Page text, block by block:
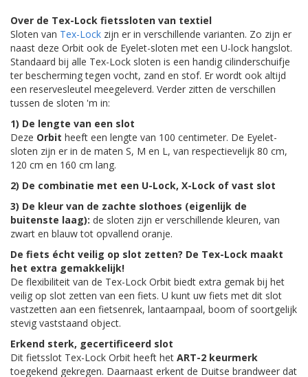
Over de Tex-Lock fietssloten van textiel
Sloten van Tex-Lock zijn er in verschillende varianten. Zo zijn er
naast deze Orbit ook de Eyelet-sloten met een U-lock hangslot.
Standaard bij alle Tex-Lock sloten is een handig cilinderschuifje
ter bescherming tegen vocht, zand en stof. Er wordt ook altijd
een reservesleutel meegeleverd. Verder zitten de verschillen
tussen de sloten 'm in:
1) De lengte van een slot
Deze Orbit heeft een lengte van 100 centimeter. De Eyelet-
sloten zijn er in de maten S, M en L, van respectievelijk 80 cm,
120 cm en 160 cm lang.
2) De combinatie met een U-Lock, X-Lock of vast slot
3) De kleur van de zachte slothoes (eigenlijk de
buitenste laag): de sloten zijn er verschillende kleuren, van
zwart en blauw tot opvallend oranje.
De fiets écht veilig op slot zetten? De Tex-Lock maakt
het extra gemakkelijk!
De flexibiliteit van de Tex-Lock Orbit biedt extra gemak bij het
veilig op slot zetten van een fiets. U kunt uw fiets met dit slot
vastzetten aan een fietsenrek, lantaarnpaal, boom of soortgelijk
stevig vaststaand object.
Erkend sterk, gecertificeerd slot
Dit fietsslot Tex-Lock Orbit heeft het ART-2 keurmerk
toegekend gekregen. Daarnaast erkent de Duitse brandweer dat